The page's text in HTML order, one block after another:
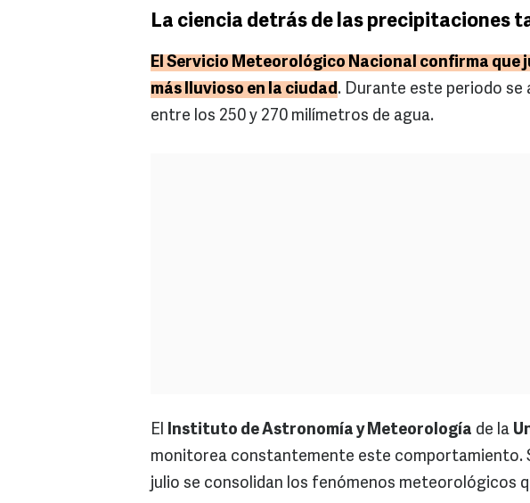
La ciencia detrás de las precipitaciones
El Servicio Meteorológico Nacional confirma que
más lluvioso en la ciudad. Durante este periodo se
entre los 250 y 270 milímetros de agua.
El Instituto de Astronomía y Meteorología de la
monitorea constantemente este comportamiento.
julio se consolidan los fenómenos meteorológicos